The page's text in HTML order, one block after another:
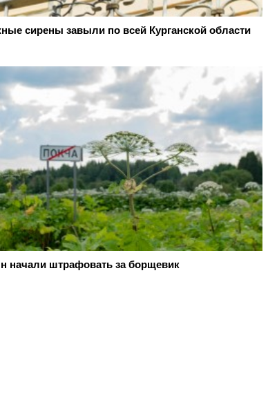
сирены завыли по всей Курганской области
начали штрафовать за борщевик